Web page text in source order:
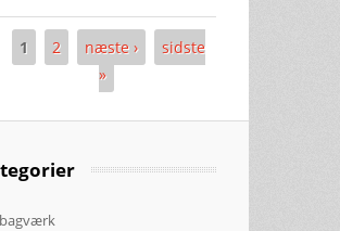
1 2 næste ›
sidste
»
bagværk